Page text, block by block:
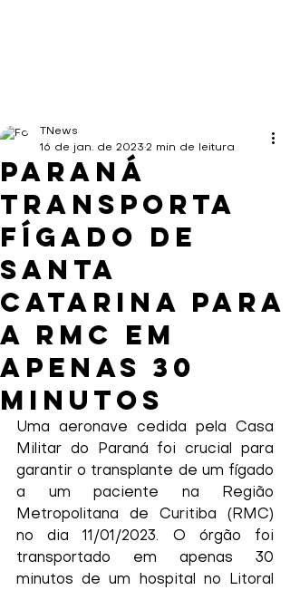
Paraná
transporta
fígado de
Santa
Catarina para
a RMC em
apenas 30
minutos
TNews
16 de jan. de 2023 2 min de leitura
Uma aeronave cedida pela Casa
Militar do Paraná foi crucial para
garantir o transplante de um fígado
a um paciente na Região
Metropolitana de Curitiba (RMC)
no dia 11/01/2023. O órgão foi
transportado em apenas 30
minutos de um hospital no Litoral